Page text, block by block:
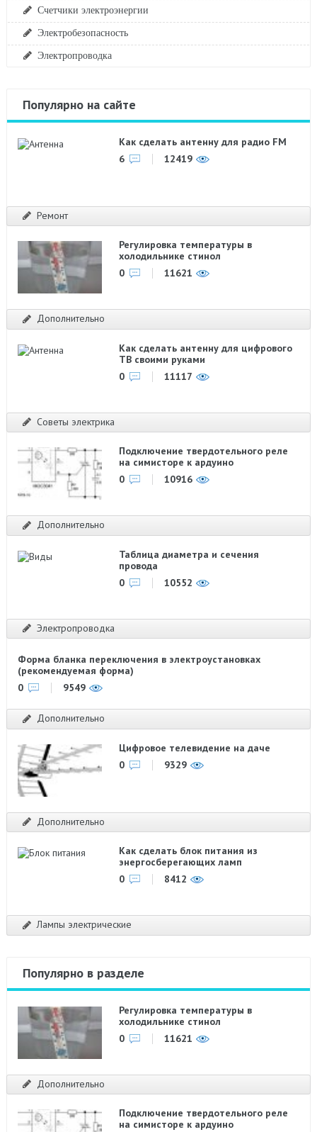
Счетчики электроэнергии
Электробезопасность
Электропроводка
Популярно на сайте
Как сделать антенну для радио FM
6
12419
Ремонт
Регулировка температуры в
холодильнике стинол
0
11621
Дополнительно
Как сделать антенну для цифрового
ТВ своими руками
0
11117
Советы электрика
Подключение твердотельного реле
на симисторе к ардуино
0
10916
Дополнительно
Таблица диаметра и сечения
провода
0
10552
Электропроводка
Форма бланка переключения в электроустановках
(рекомендуемая форма)
0
9549
Дополнительно
Цифровое телевидение на даче
0
9329
Дополнительно
Как сделать блок питания из
энергосберегающих ламп
0
8412
Лампы электрические
Популярно в разделе
Регулировка температуры в
холодильнике стинол
0
11621
Дополнительно
Подключение твердотельного реле
на симисторе к ардуино